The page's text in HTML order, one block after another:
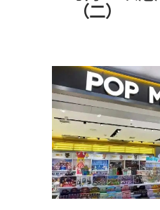
（二）